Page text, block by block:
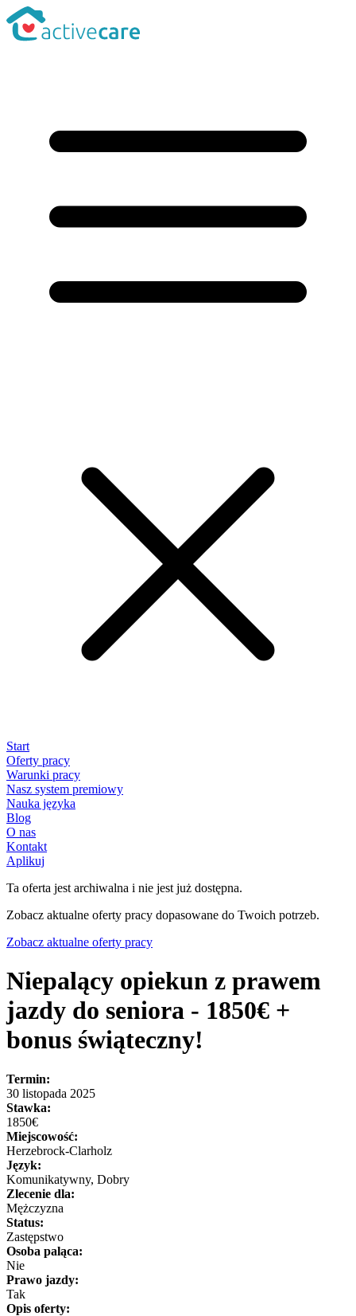
Start
Oferty pracy
Warunki pracy
Nasz system premiowy
Nauka języka
Blog
O nas
Kontakt
Aplikuj
Ta oferta jest archiwalna i nie jest już dostępna.
Zobacz aktualne oferty pracy dopasowane do Twoich potrzeb.
Zobacz aktualne oferty pracy
Niepalący opiekun z prawem
jazdy do seniora - 1850€ +
bonus świąteczny!
Termin:
30 listopada 2025
Stawka:
1850€
Miejscowość:
Herzebrock-Clarholz
Język:
Komunikatywny, Dobry
Zlecenie dla:
Mężczyzna
Status:
Zastępstwo
Osoba paląca:
Nie
Prawo jazdy:
Tak
Opis oferty: